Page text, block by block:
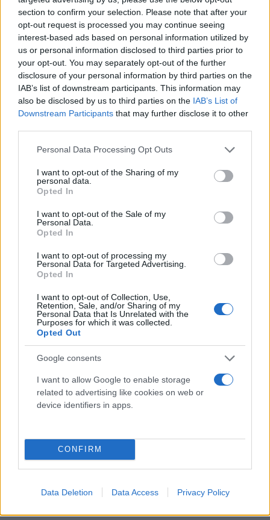
section to confirm your selection. Please note that after your
opt-out request is processed you may continue seeing
interest-based ads based on personal information utilized by
us or personal information disclosed to third parties prior to
your opt-out. You may separately opt-out of the further
disclosure of your personal information by third parties on the
IAB’s list of downstream participants. This information may
also be disclosed by us to third parties on the IAB’s List of
Downstream Participants that may further disclose it to other
Please note that this website/app uses one or more Google
not limited to your visit or usage behaviour. You may click to
grant or deny consent to Google and its third-party tags to
use your data for below specified purposes in below Google
consent section.
Personal Data Processing Opt Outs
I want to opt-out of the Sharing of my
personal data.
Opted In
I want to opt-out of the Sale of my
Personal Data.
Opted In
I want to opt-out of processing my
Personal Data for Targeted Advertising.
Opted In
I want to opt-out of Collection, Use,
Retention, Sale, and/or Sharing of my
Personal Data that Is Unrelated with the
Purposes for which it was collected.
Opted Out
Google consents
I want to allow Google to enable storage
related to advertising like cookies on web or
device identifiers in apps.
CONFIRM
Data Deletion Data Access Privacy Policy
Κίνδυνοι:Το 61% των παικτών φοβάται την
απώλεια χρημάτων και το 53% την αδυναμία
είσπραξης κερδών, όμως η έλλειψη ορίων και
Ποινές «φωτιά» και 800.000€ πρόστιμο
Το νομοσχέδιο εξορθολογίζει και αυστηροποιεί τις
ποινές, καταργώντας τις ασάφειες που επέτρεπαν
σε πολλούς να πέφτουν στα «μαλακά»:
Τυχερά παίγνιο:Προβλέπεται κάθειρξη
τουλάχιστον 10 ετών και χρηματικές ποινές έως
700.000 ευρώ.
Επιβαρυντικές περιπτώσεις:Αν στη
δραστηριότητα εμπλέκονται ανήλικοι ή αν η πράξη
να αγγίξει τα 800.000 ευρώ.